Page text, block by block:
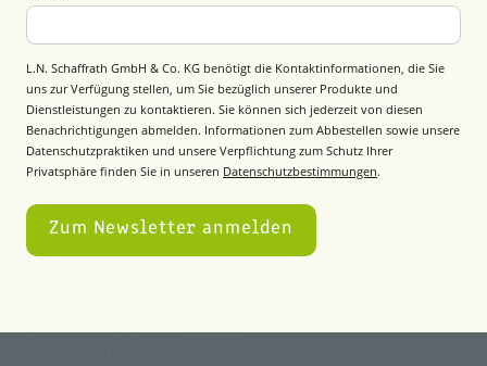
L.N. Schaffrath GmbH & Co. KG benötigt die Kontaktinformationen, die Sie
uns zur Verfügung stellen, um Sie bezüglich unserer Produkte und
Dienstleistungen zu kontaktieren. Sie können sich jederzeit von diesen
Benachrichtigungen abmelden. Informationen zum Abbestellen sowie unsere
Datenschutzpraktiken und unsere Verpflichtung zum Schutz Ihrer
Privatsphäre finden Sie in unseren Datenschutzbestimmungen.